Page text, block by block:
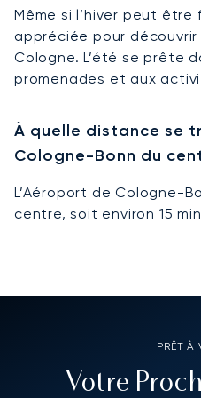
Même si l’hiver peut être
appréciée pour
Cologne. L’été se prête
promenades et aux
À quelle distance se
Cologne-Bonn du
L’Aéroport de Cologne-
centre, soit environ 15
PRÊT À
Votre